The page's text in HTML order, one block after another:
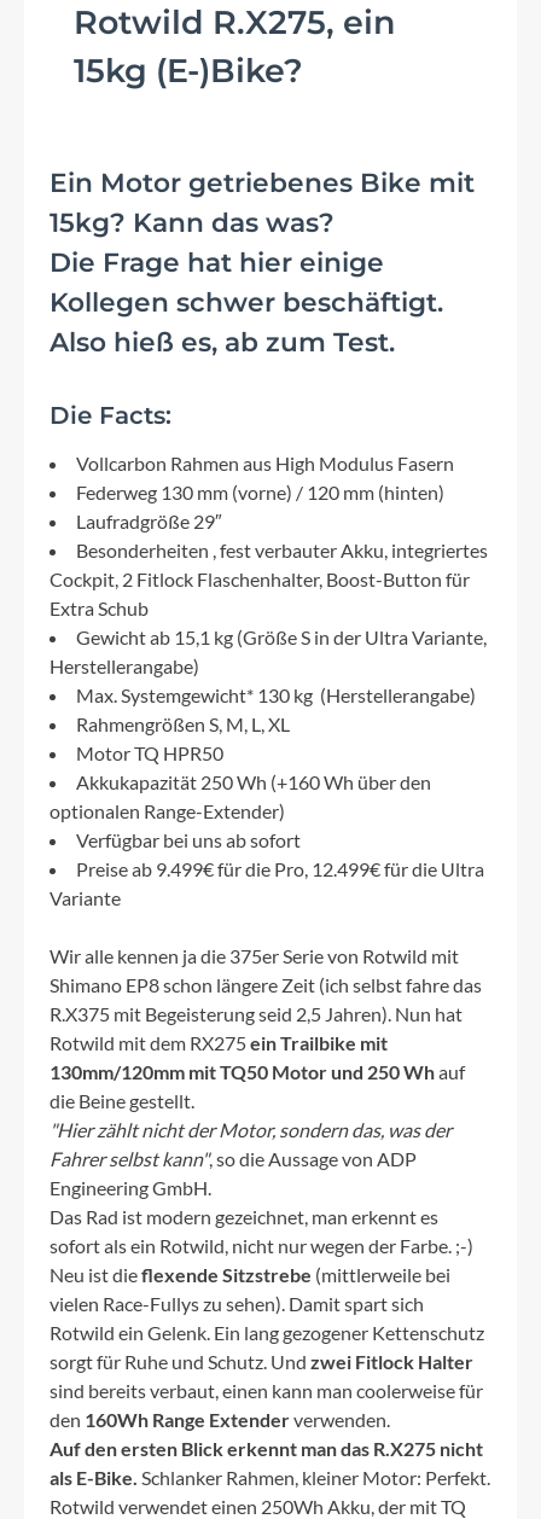
Rotwild R.X275, ein
15kg (E-)Bike?
Ein Motor getriebenes Bike mit
15kg? Kann das was?
Die Frage hat hier einige
Kollegen schwer beschäftigt.
Also hieß es, ab zum Test.
Die Facts:
Vollcarbon Rahmen aus High Modulus Fasern
Federweg 130 mm (vorne) / 120 mm (hinten)
Laufradgröße 29″
Besonderheiten , fest verbauter Akku, integriertes
Cockpit, 2 Fitlock Flaschenhalter, Boost-Button für
Extra Schub
Gewicht ab 15,1 kg (Größe S in der Ultra Variante,
Herstellerangabe)
Max. Systemgewicht* 130 kg (Herstellerangabe)
Rahmengrößen S, M, L, XL
Motor TQ HPR50
Akkukapazität 250 Wh (+160 Wh über den
optionalen Range-Extender)
Verfügbar bei uns ab sofort
Preise ab 9.499€ für die Pro, 12.499€ für die Ultra
Variante
Wir alle kennen ja die 375er Serie von Rotwild mit
Shimano EP8 schon längere Zeit (ich selbst fahre das
R.X375 mit Begeisterung seid 2,5 Jahren). Nun hat
Rotwild mit dem RX275ein Trailbike mit
130mm/120mm mit TQ50 Motor und 250 Whauf
die Beine gestellt.
"Hier zählt nicht der Motor, sondern das, was der
Fahrer selbst kann", so die Aussage von ADP
Engineering GmbH.
Das Rad ist modern gezeichnet, man erkennt es
sofort als ein Rotwild, nicht nur wegen der Farbe. ;-)
Neu ist dieflexende Sitzstrebe (mittlerweile bei
vielen Race-Fullys zu sehen). Damit spart sich
Rotwild ein Gelenk. Ein lang gezogener Kettenschutz
sorgt für Ruhe und Schutz. Und zwei Fitlock Halter
sind bereits verbaut, einen kann man coolerweise für
den 160Wh Range Extenderverwenden.
Auf den ersten Blick erkennt man das R.X275 nicht
als E-Bike. Schlanker Rahmen, kleiner Motor: Perfekt.
Rotwild verwendet einen 250Wh Akku, der mit TQ